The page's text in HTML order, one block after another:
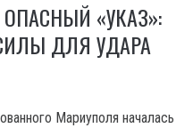
«УКАЗ»:
ДЛЯ УДАРА
Мариуполя началась